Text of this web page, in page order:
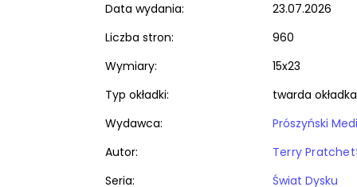
Data wydania:
23.07.2026
Liczba stron:
960
Wymiary:
15x23
Typ okładki:
twarda okładka
Wydawca:
Prószyński
Autor:
Terry
Seria:
Świat Dysku